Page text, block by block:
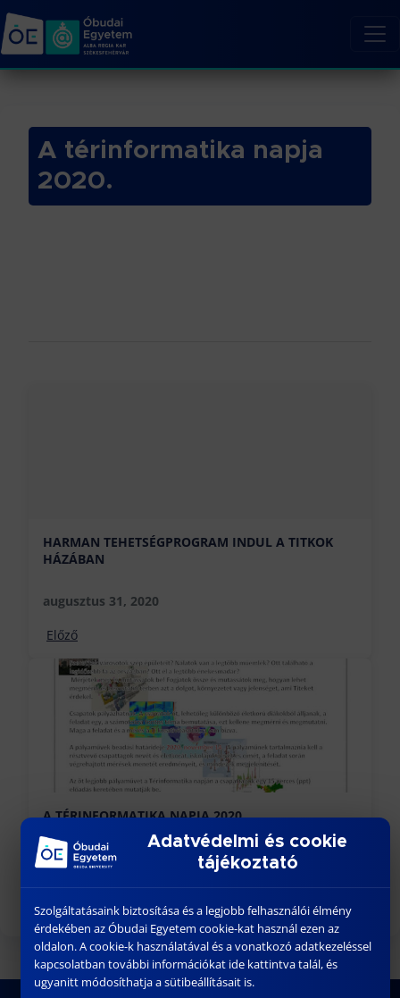
A térinformatika napja
2020.
HARMAN TEHETSÉGPROGRAM INDUL A TITKOK
HÁZÁBAN
augusztus 31, 2020
Előző
A TÉRINFORMATIKA NAPJA 2020.
szeptember 5, 2020
Következő
Adatvédelmi és cookie
tájékoztató
Szolgáltatásaink biztosítása és a legjobb felhasználói élmény
érdekében az Óbudai Egyetem cookie-kat használ ezen az
oldalon. A cookie-k használatával és a vonatkozó adatkezeléssel
kapcsolatban további információkat ide kattintva talál, és
ugyanitt módosíthatja a sütibeállításait is.